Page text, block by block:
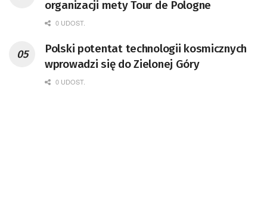
organizacji mety Tour de Pologne
0 UDOST.
Polski potentat technologii kosmicznych
wprowadzi się do Zielonej Góry
0 UDOST.